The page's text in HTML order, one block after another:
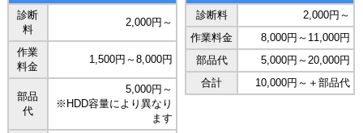
診断
料
2,000円～
作業
料金
1,500円～8,000円
部品
代
5,000円～
※HDD容量により異なり
ます
診断料
2,000円～
作業料金
8,000円～11,000円
部品代
5,000円～20,000円
合計
10,000円～＋部品代